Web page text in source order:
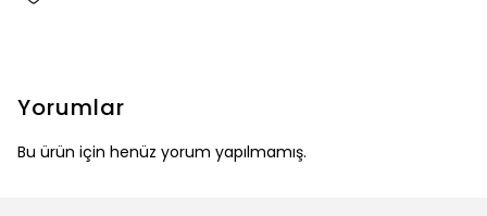
Yorumlar
Bu ürün için henüz yorum yapılmamış.